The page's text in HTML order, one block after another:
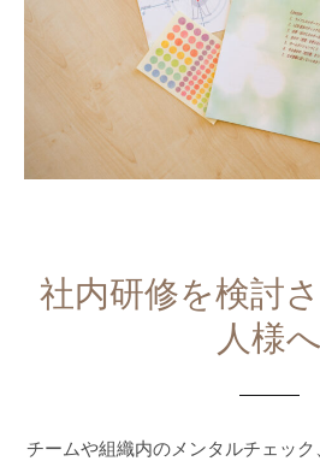
社内研修を検討
人様へ
チームや組織内のメンタルチェッ